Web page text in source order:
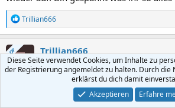
R
e
a
k
t
i
o
Trillian666
OPT Trillian666
FLI-Starter
Diese Seite verwendet Cookies, um Inhalte zu
der Registrierung angemeldet zu halten. Durch die
erklärst du dich damit
Akzeptieren
Erfahre